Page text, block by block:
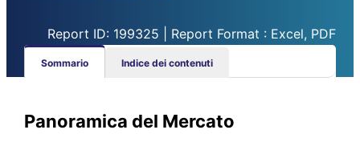
Report ID: 199325 | Report Format : Excel, PDF
Sommario Indice dei contenuti
Panoramica del Mercato